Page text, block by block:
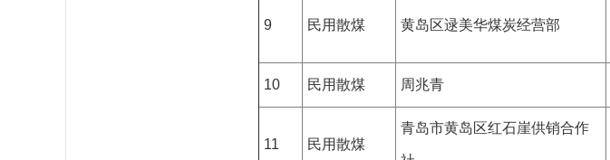
9 民用散煤 黄岛区逯美华煤炭经营部
10 民用散煤 周兆青
11 民用散煤
青岛市黄岛区红石崖供销合作